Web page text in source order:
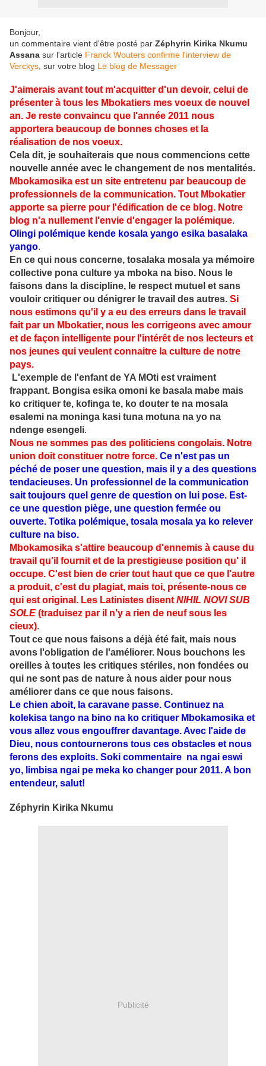
Bonjour,
un commentaire vient d'être posté par Zéphyrin Kirika Nkumu
Assana sur l'article Franck Wouters confirme l'interview de
Verckys , sur votre blog Le blog de Messager
J'aimerais avant tout m'acquitter d'un devoir, celui de
présenter à tous les Mbokatiers mes voeux de nouvel
an. Je reste convaincu que l'année 2011 nous
apportera beaucoup de bonnes choses et la
réalisation de nos voeux.
Cela dit, je souhaiterais que nous commencions cette
nouvelle année avec le changement de nos mentalités.
Mbokamosika est un site entretenu par beaucoup de
professionnels de la communication. Tout Mbokatier
apporte sa pierre pour l'édification de ce blog. Notre
blog n'a nullement l'envie d'engager la polémique.
Olingi polémique kende kosala yango esika basalaka
yango.
En ce qui nous concerne, tosalaka mosala ya mémoire
collective pona culture ya mboka na biso. Nous le
faisons dans la discipline, le respect mutuel et sans
vouloir critiquer ou dénigrer le travail des autres. Si
nous estimons qu'il y a eu des erreurs dans le travail
fait par un Mbokatier, nous les corrigeons avec amour
et de façon intelligente pour l'intérêt de nos lecteurs et
nos jeunes qui veulent connaitre la culture de notre
pays.
L'exemple de l'enfant de YA MOti est vraiment
frappant. Bongisa esika omoni ke basala mabe mais
ko critiquer te, kofinga te, ko douter te na mosala
esalemi na moninga kasi tuna motuna na yo na
ndenge esengeli.
Nous ne sommes pas des politiciens congolais. Notre
union doit constituer notre force. Ce n'est pas un
péché de poser une question, mais il y a des questions
tendacieuses. Un professionnel de la communication
sait toujours quel genre de question on lui pose. Est-
ce une question piège, une question fermée ou
ouverte. Totika polémique, tosala mosala ya ko relever
culture na biso.
Mbokamosika s'attire beaucoup d'ennemis à cause du
travail qu'il fournit et de la prestigieuse position qu' il
occupe. C'est bien de crier tout haut que ce que l'autre
a produit, c'est du plagiat, mais toi, présente-nous ce
qui est original. Les Latinistes disent NIHIL NOVI SUB
SOLE (traduisez par il n'y a rien de neuf sous les
cieux).
Tout ce que nous faisons a déjà été fait, mais nous
avons l'obligation de l'améliorer. Nous bouchons les
oreilles à toutes les critiques stériles, non fondées ou
qui ne sont pas de nature à nous aider pour nous
améliorer dans ce que nous faisons.
Le chien aboit, la caravane passe. Continuez na
kolekisa tango na bino na ko critiquer Mbokamosika et
vous allez vous engouffrer davantage. Avec l'aide de
Dieu, nous contournerons tous ces obstacles et nous
ferons des exploits. Soki commentaire na ngai eswi
yo, limbisa ngai pe meka ko changer pour 2011. A bon
entendeur, salut!
Zéphyrin Kirika Nkumu
Publicité